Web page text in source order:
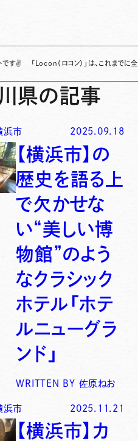
（ロコン）」は、これまでに全国各地で
県の記事
浜市 2025.09.18
【横浜市】の
歴史を語る上
で欠かせな
い“美しい博
物館”のよう
なクラシック
ホテル「ホテ
ルニューグラ
ンド」
WRITTEN BY 佐原ねお
浜市 2025.11.21
【横浜市】カ